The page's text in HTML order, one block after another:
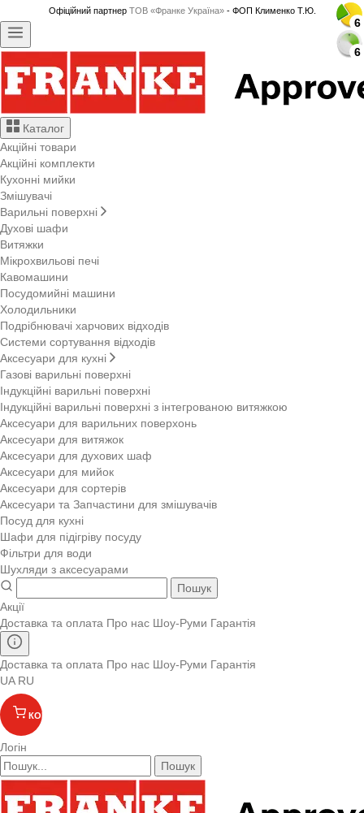
Офіційний партнер ТОВ «Франке Україна»- ФОП Клименко Т.Ю.
Каталог
Акційні товари
Акційні комплекти
Кухонні мийки
Змішувачі
Варильні поверхні
Духові шафи
Витяжки
Мікрохвильові печі
Кавомашини
Посудомийні машини
Холодильники
Подрібнювачі харчових відходів
Системи сортування відходів
Аксесуари для кухні
Газові варильні поверхні
Індукційні варильні поверхні
Індукційні варильні поверхні з інтегрованою витяжкою
Аксесуари для варильних поверхонь
Аксесуари для витяжок
Аксесуари для духових шаф
Аксесуари для мийок
Аксесуари для сортерів
Аксесуари та Запчастини для змішувачів
Посуд для кухні
Шафи для підігріву посуду
Фільтри для води
Шухляди з аксесуарами
Пошук
Акції
Доставка та оплата Про нас Шоу-Руми Гарантія
Доставка та оплата Про нас Шоу-Руми Гарантія
UA RU
КОШИК
Логін
Пошук
6
6
6
6
6
6
6
6
6
6
6
6
6
6
6
6
6
6
6
6
6
6
6
6
6
6
6
6
6
6